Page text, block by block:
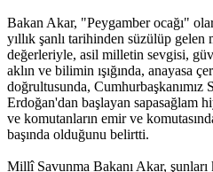
Bakan Akar, "Peygamber ocağı"
yıllık şanlı tarihinden süzülüp
değerleriyle, asil milletin sevgisi,
aklın ve bilimin ışığında, anayasa
doğrultusunda, Cumhurbaşkanımız
Erdoğan'dan başlayan sapasağlam
ve komutanların emir ve
başında olduğunu belirtti.
Millî Savunma Bakanı Akar,